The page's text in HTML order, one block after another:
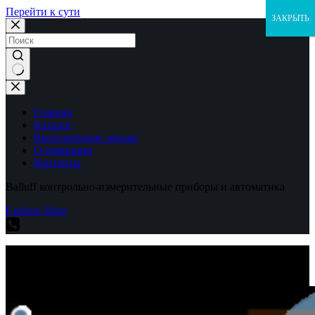
Перейти к сути
Ничего
не
найденоГлавная
Каталог
Выполненные заказы
О компании
Контакты
Balluff контрольно-измерительные приборы и автоматика
Explore Shop
ЗАКРЫТЬ